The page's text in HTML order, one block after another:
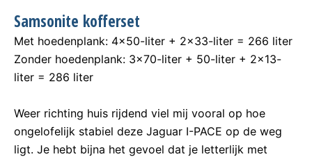
Samsonite kofferset
Met hoedenplank: 4×50-liter + 2×33-liter = 266 liter
Zonder hoedenplank: 3×70-liter + 50-liter + 2×13-
liter = 286 liter
Weer richting huis rijdend viel mij vooral op hoe
ongelofelijk stabiel deze Jaguar I-PACE op de weg
ligt. Je hebt bijna het gevoel dat je letterlijk met